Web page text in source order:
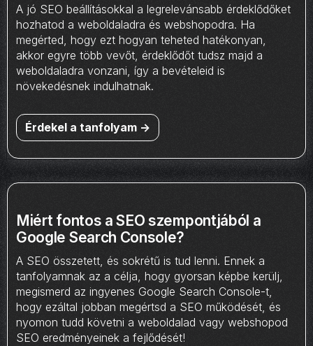
A jó SEO beállításokkal a legrelevánsabb érdeklődőket
hozhatod a weboldaladra és webshopodra. Ha
megérted, hogy ezt hogyan teheted hatékonyan,
akkor egyre több vevőt, érdeklődőt tudsz majd a
weboldaladra vonzani, így a bevételeid is
növekedésnek indulhatnak.
Érdekel a tanfolyam ->
Miért fontos a SEO szempontjából a
Google Search Console?
A SEO összetett, és sokrétű is tud lenni. Ennek a
tanfolyamnak az a célja, hogy gyorsan képbe kerülj,
megismerd az ingyenes Google Search Console-t,
hogy ezáltal jobban megértsd a SEO működését, és
nyomon tudd követni a weboldalad vagy webshopod
SEO eredményeinek a fejlődését!